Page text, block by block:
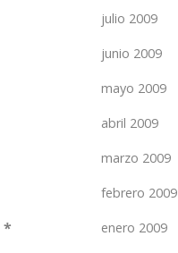
*
julio 2009
junio 2009
mayo 2009
abril 2009
marzo 2009
febrero 2009
enero 2009